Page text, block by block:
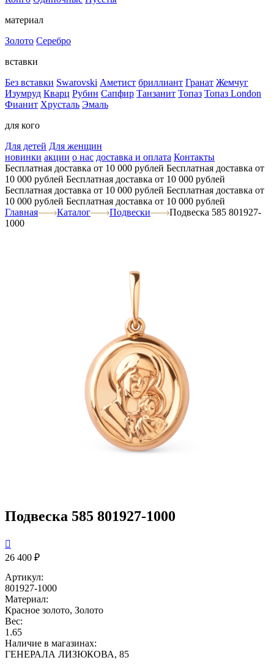
материал
Золото Серебро
вставки
Без вставки Swarovski Аметист бриллиант Гранат Жемчуг
Изумруд Кварц Рубин Сапфир Танзанит Топаз Топаз London
Фианит Хрусталь Эмаль
для кого
Для детей Для женщин
новинки акции о нас доставка и оплата Контакты
Бесплатная доставка от 10 000 рублей Бесплатная доставка от
10 000 рублей Бесплатная доставка от 10 000 рублей
Бесплатная доставка от 10 000 рублей Бесплатная доставка от
10 000 рублей Бесплатная доставка от 10 000 рублей
Главная
Каталог Подвески
Подвеска 585 801927-
1000
Подвеска 585 801927-1000

26 400 ₽
Артикул:
801927-1000
Материал:
Красное золото, Золото
Вес:
1.65
Наличие в магазинах:
ГЕНЕРАЛА ЛИЗЮКОВА, 85